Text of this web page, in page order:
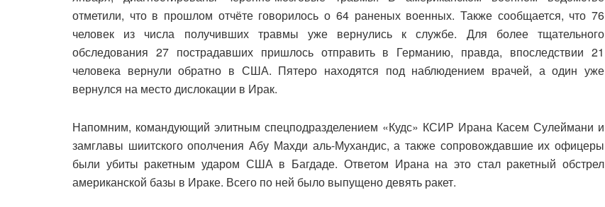
отметили, что в прошлом отчёте говорилось о 64 раненых военных. Также сообщается, что 76
человек из числа получивших травмы уже вернулись к службе. Для более тщательного
обследования 27 пострадавших пришлось отправить в Германию, правда, впоследствии 21
человека вернули обратно в США. Пятеро находятся под наблюдением врачей, а один уже
вернулся на место дислокации в Ирак.
Напомним, командующий элитным спецподразделением «Кудс» КСИР Ирана Касем Сулеймани и
замглавы шиитского ополчения Абу Махди аль-Мухандис, а также сопровождавшие их офицеры
были убиты ракетным ударом США в Багдаде. Ответом Ирана на это стал ракетный обстрел
американской базы в Ираке. Всего по ней было выпущено девять ракет.